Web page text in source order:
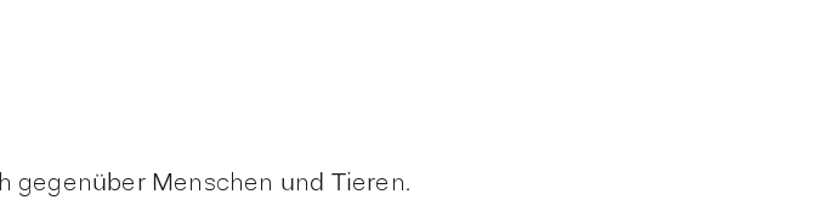
gegenüber Menschen und Tieren.